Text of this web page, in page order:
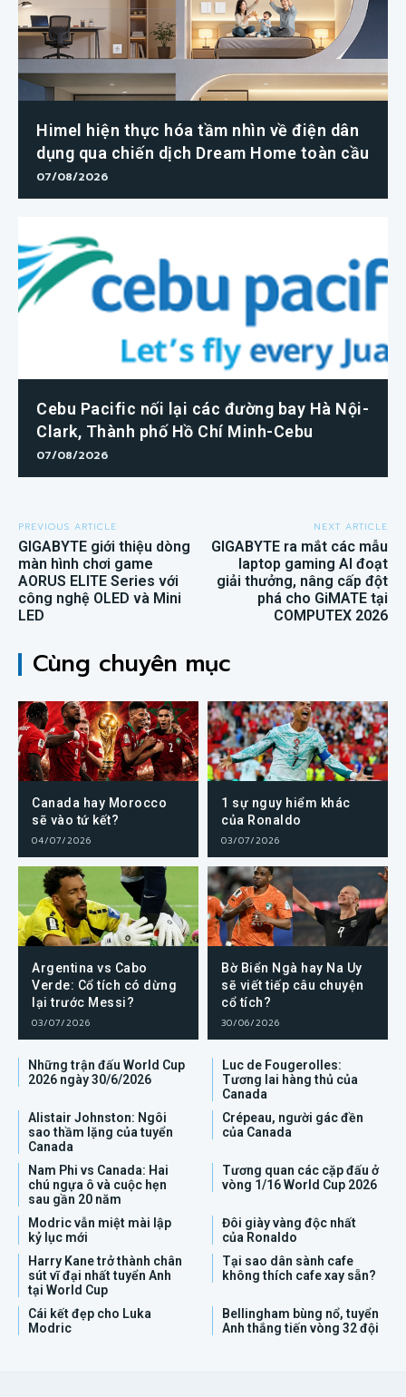
Himel hiện thực hóa tầm nhìn về điện dân
dụng qua chiến dịch Dream Home toàn cầu
07/08/2026
Cebu Pacific nối lại các đường bay Hà Nội-
Clark, Thành phố Hồ Chí Minh-Cebu
07/08/2026
PREVIOUS ARTICLE
GIGABYTE giới thiệu dòng
màn hình chơi game
AORUS ELITE Series với
công nghệ OLED và Mini
LED
NEXT ARTICLE
GIGABYTE ra mắt các mẫu
laptop gaming AI đoạt
giải thưởng, nâng cấp đột
phá cho GiMATE tại
COMPUTEX 2026
Cùng chuyên mục
Canada hay Morocco
sẽ vào tứ kết?
04/07/2026
1 sự nguy hiểm khác
của Ronaldo
03/07/2026
Argentina vs Cabo
Verde: Cổ tích có dừng
lại trước Messi?
03/07/2026
Bờ Biển Ngà hay Na Uy
sẽ viết tiếp câu chuyện
cổ tích?
30/06/2026
Những trận đấu World Cup
2026 ngày 30/6/2026
Luc de Fougerolles:
Tương lai hàng thủ của
Canada
Alistair Johnston: Ngôi
sao thầm lặng của tuyển
Canada
Crépeau, người gác đền
của Canada
Nam Phi vs Canada: Hai
chú ngựa ô và cuộc hẹn
sau gần 20 năm
Tương quan các cặp đấu ở
vòng 1/16 World Cup 2026
Modric vẫn miệt mài lập
kỷ lục mới
Đôi giày vàng độc nhất
của Ronaldo
Harry Kane trở thành chân
sút vĩ đại nhất tuyển Anh
tại World Cup
Tại sao dân sành cafe
không thích cafe xay sẵn?
Cái kết đẹp cho Luka
Modric
Bellingham bùng nổ, tuyển
Anh thắng tiến vòng 32 đội